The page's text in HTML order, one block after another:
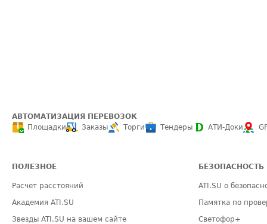
АВТОМАТИЗАЦИЯ ПЕРЕВОЗОК
Площадки
Заказы Торги Тендеры АТИ-Доки
ПОЛЕЗНОЕ
Расчет расстояний
Академия ATI.SU
Звезды ATI.SU на вашем сайте
БЕЗОПАСНОСТЬ
ATI.SU о
Памятка по
Светофор+